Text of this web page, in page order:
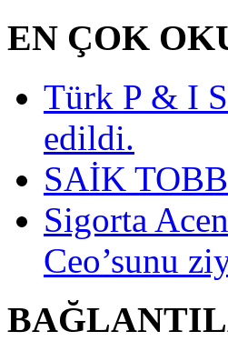
EN ÇOK
Türk P & I
edildi.
SAİK
Sigorta
Ceo’sunu